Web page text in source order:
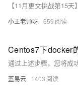
小王老师呀 659
Centos7下docker
蓝易云 1403